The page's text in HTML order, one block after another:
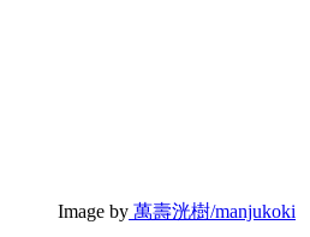
Image by 萬壽洸樹/manjukoki